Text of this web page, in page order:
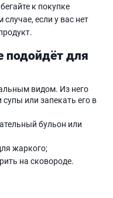
к покупке
если у вас нет
подойдёт для
видом. Из него
или запекать его в
бульон или
жаркого;
на сковороде.